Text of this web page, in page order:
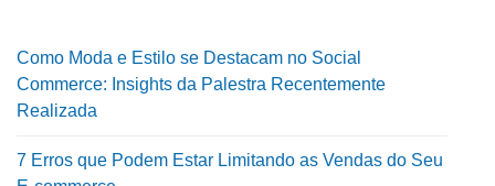
Como Moda e Estilo se Destacam no Social
Commerce: Insights da Palestra Recentemente
Realizada
7 Erros que Podem Estar Limitando as Vendas do Seu